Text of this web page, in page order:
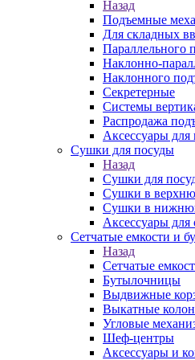
Назад
Подъемные
Для складных
Параллельного
Наклонно-
Наклонного
Секретерные
Системы
Распродажа
Аксессуары
Сушки для посуды
Назад
Сушки для
Сушки в
Сушки в
Аксессуары для
Сетчатые емкости и
Назад
Сетчатые
Бутылочницы
Выдвижные
Выкатные
Угловые
Шеф-центры
Аксессуары и